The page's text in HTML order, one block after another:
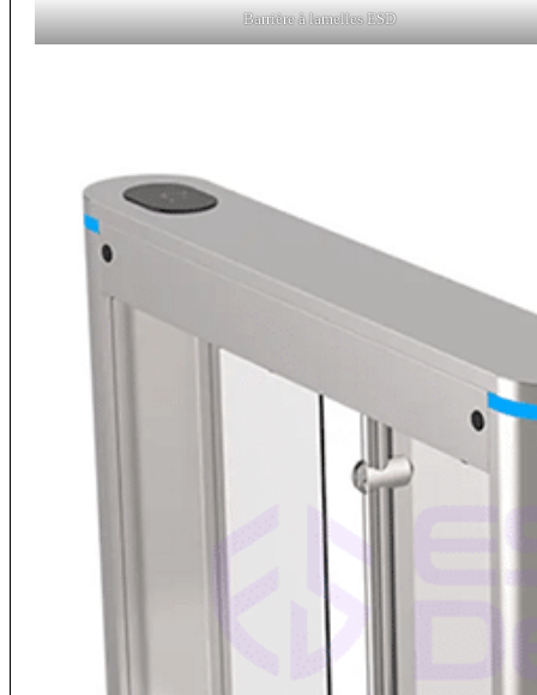
Barrière à lamelles ESD